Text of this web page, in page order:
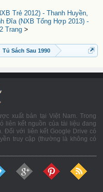
Trẻ 2012) - Thanh Huyền,
Đĩa (NXB Tổng Hợp 2013) -
Trang >
Tủ Sách Sau 1990
xuất bản tại Việt Nam. Trong
liên kết nguồn của tài liệu đang
Đối với liên kết Google Drive có
truy cập (thường là không có